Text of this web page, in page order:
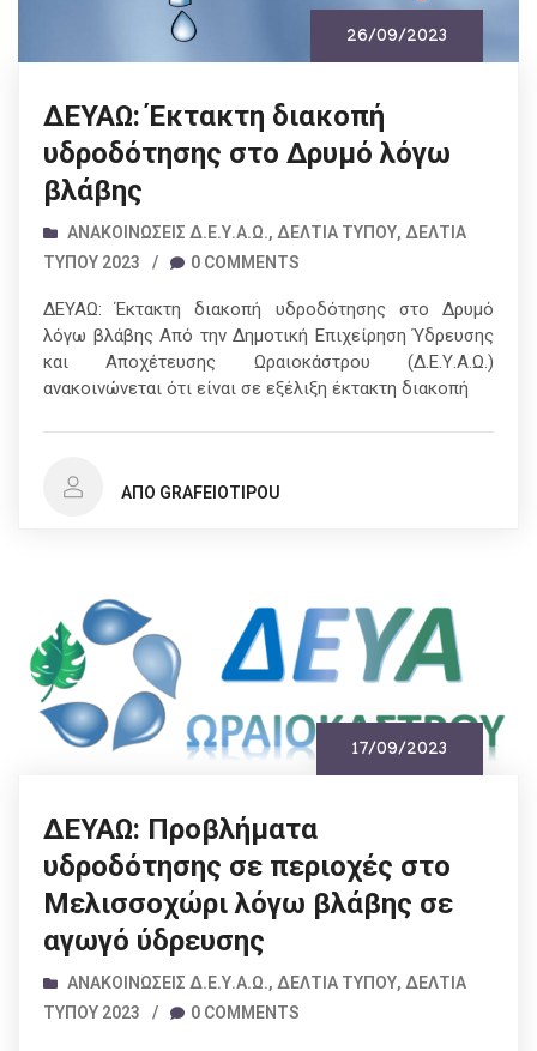
26/09/2023
ΔΕΥΑΩ: Έκτακτη διακοπή
υδροδότησης στο Δρυμό λόγω
βλάβης
ΑΝΑΚΟΙΝΏΣΕΙΣ Δ.Ε.Υ.Α.Ω., ΔΕΛΤΊΑ ΤΎΠΟΥ, ΔΕΛΤΊΑ
ΤΎΠΟΥ 2023 / 0 COMMENTS
ΔΕΥΑΩ: Έκτακτη διακοπή υδροδότησης στο Δρυμό
λόγω βλάβης Από την Δημοτική Επιχείρηση Ύδρευσης
και Αποχέτευσης Ωραιοκάστρου (Δ.Ε.Υ.Α.Ω.)
ανακοινώνεται ότι είναι σε εξέλιξη έκτακτη διακοπή
ΑΠΌ GRAFEIOTIPOU
17/09/2023
ΔΕΥΑΩ: Προβλήματα
υδροδότησης σε περιοχές στο
Μελισσοχώρι λόγω βλάβης σε
αγωγό ύδρευσης
ΑΝΑΚΟΙΝΏΣΕΙΣ Δ.Ε.Υ.Α.Ω., ΔΕΛΤΊΑ ΤΎΠΟΥ, ΔΕΛΤΊΑ
ΤΎΠΟΥ 2023 / 0 COMMENTS